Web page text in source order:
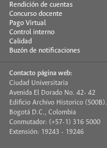
Rendición de cuentas
Concurso docente
Pago Virtual
Control interno
Calidad
Buzón de notificaciones
Contacto página web:
Ciudad Universitaria
Avenida El Dorado No. 42- 42
Edificio Archivo Historico (500B).
Bogotá D.C., Colombia
Conmutador: (+57-1) 316 5000
Extensión: 19243 - 19246